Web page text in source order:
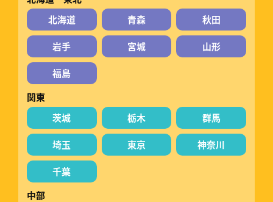
北海道
青森 秋田
岩手 宮城 山形
福島
関東
茨城
栃木 群馬
埼玉 東京 神奈川
千葉
中部